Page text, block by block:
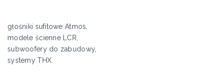
głośniki sufitowe Atmos,
modele ścienne LCR,
subwoofery do zabudowy,
systemy THX.